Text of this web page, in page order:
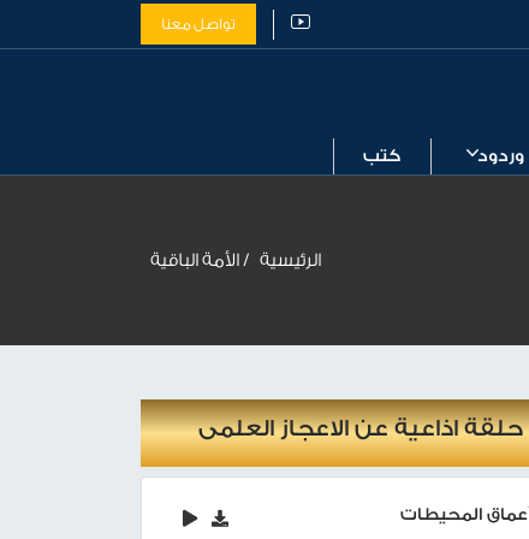
تواصل معنا
كتب
الرئيسية الأمة الباقية
المحيطات